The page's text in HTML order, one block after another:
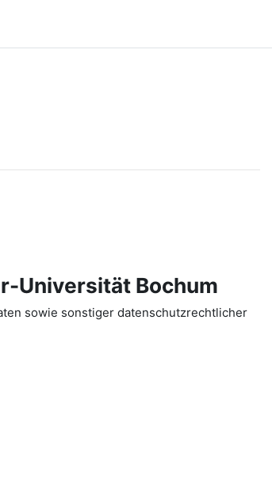
Universität Bochum
sowie sonstiger datenschutzrechtlicher